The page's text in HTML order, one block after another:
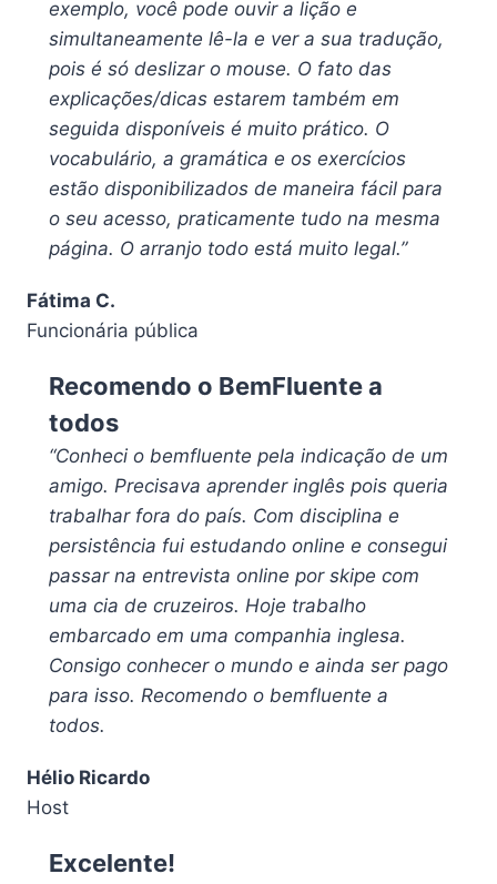
exemplo, você pode ouvir a lição e
simultaneamente lê-la e ver a sua tradução,
pois é só deslizar o mouse. O fato das
explicações/dicas estarem também em
seguida disponíveis é muito prático. O
vocabulário, a gramática e os exercícios
estão disponibilizados de maneira fácil para
o seu acesso, praticamente tudo na mesma
página. O arranjo todo está muito legal.”
Fátima C.
Funcionária pública
Recomendo o BemFluente a
todos
“Conheci o bemfluente pela indicação de um
amigo. Precisava aprender inglês pois queria
trabalhar fora do país. Com disciplina e
persistência fui estudando online e consegui
passar na entrevista online por skipe com
uma cia de cruzeiros. Hoje trabalho
embarcado em uma companhia inglesa.
Consigo conhecer o mundo e ainda ser pago
para isso. Recomendo o bemfluente a
todos.
Hélio Ricardo
Host
Excelente!